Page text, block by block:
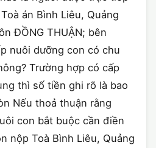
án Bình Liêu, Quảng
ĐỒNG THUẬN; bên
nuôi dưỡng con có chu
Trường hợp có cấp
thì số tiền ghi rõ là bao
Nếu thoả thuận rằng
con bắt buộc cần điền
nộp Toà Bình Liêu, Quảng